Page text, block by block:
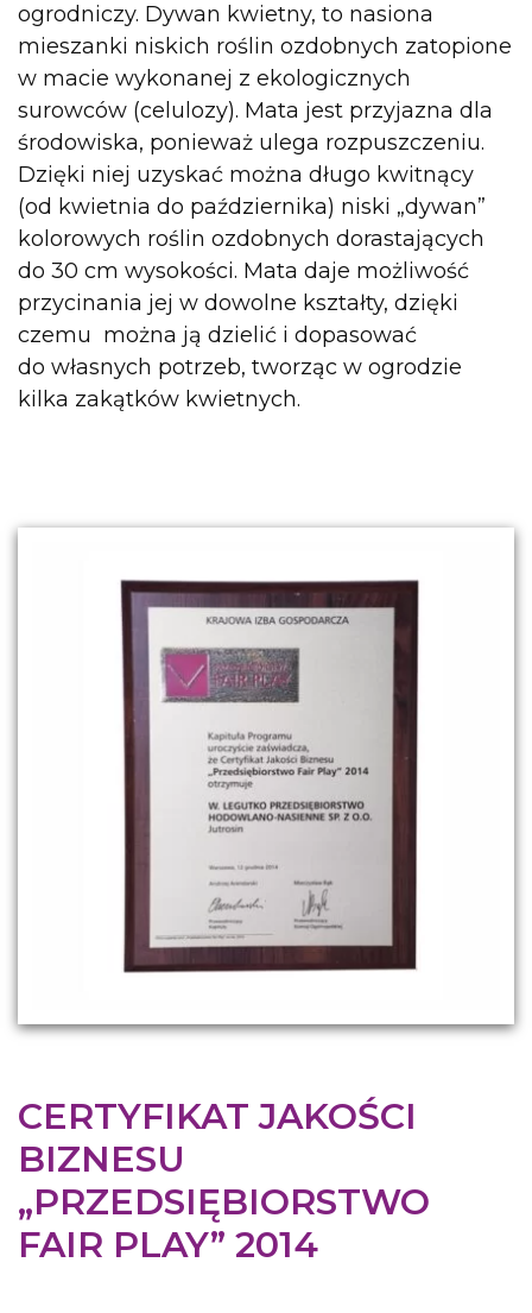
ogrodniczy. Dywan kwietny, to nasiona
mieszanki niskich roślin ozdobnych zatopione
w macie wykonanej z ekologicznych
surowców (celulozy). Mata jest przyjazna dla
środowiska, ponieważ ulega rozpuszczeniu.
Dzięki niej uzyskać można długo kwitnący
(od kwietnia do października) niski „dywan”
kolorowych roślin ozdobnych dorastających
do 30 cm wysokości. Mata daje możliwość
przycinania jej w dowolne kształty, dzięki
czemu można ją dzielić i dopasować
do własnych potrzeb, tworząc w ogrodzie
kilka zakątków kwietnych.
CERTYFIKAT JAKOŚCI
BIZNESU
„PRZEDSIĘBIORSTWO
FAIR PLAY” 2014